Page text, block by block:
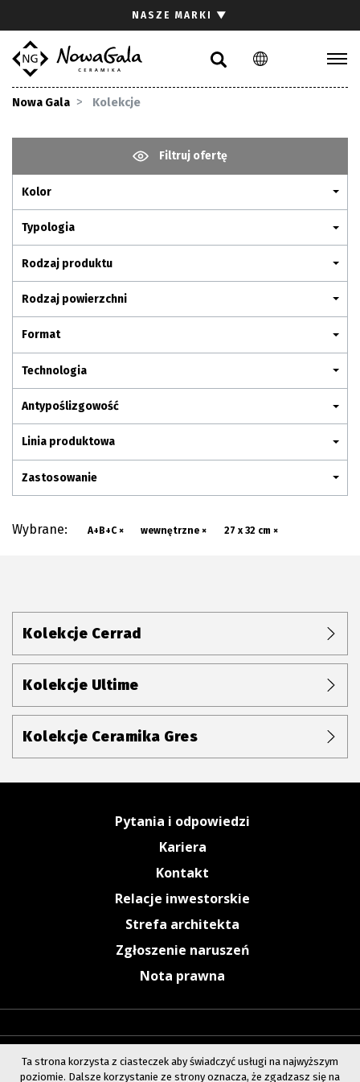
PL EN
NASZE MARKI ▼
Nowa Gala Kolekcje
Filtruj ofertę
Kolor
Typologia
Rodzaj produktu
Rodzaj powierzchni
Format
Technologia
Antypoślizgowość
Linia produktowa
Zastosowanie
Wybrane: A+B+C × wewnętrzne × 27 x 32 cm ×
Kolekcje Cerrad
Kolekcje Ultime
Kolekcje Ceramika Gres
Pytania i odpowiedzi
Kariera
Kontakt
Relacje inwestorskie
Strefa architekta
Zgłoszenie naruszeń
Nota prawna
Gdzie kupić
Pliki do pobrania
Pytania i odpowiedzi
Kariera
Kontakt
Komunikacja z akcjonariuszami
Ta strona korzysta z ciasteczek aby świadczyć usługi na najwyższym
poziomie. Dalsze korzystanie ze strony oznacza, że zgadzasz się na